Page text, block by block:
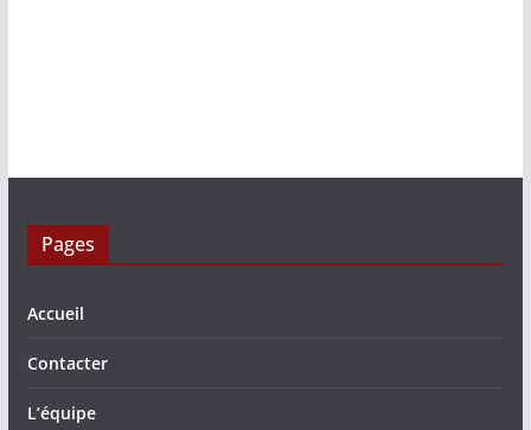
Pages
Accueil
Contacter
L’équipe